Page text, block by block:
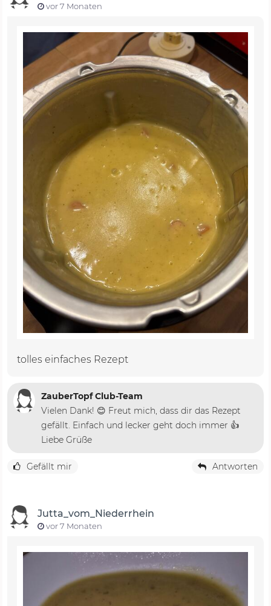
vor 7 Monaten
tolles einfaches Rezept
ZauberTopf Club-Team
Vielen Dank! 😊 Freut mich, dass dir das Rezept
gefällt. Einfach und lecker geht doch immer 👍
Liebe Grüße
Gefällt mir Antworten
Jutta_vom_Niederrhein
vor 7 Monaten